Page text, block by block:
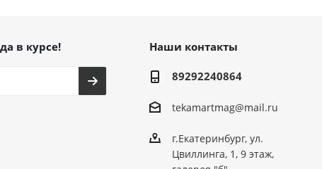
в курсе! Наши контакты
89292240864
tekamartmag@mail.ru
г.Екатеринбург, ул.
Цвиллинга, 1, 9 этаж,